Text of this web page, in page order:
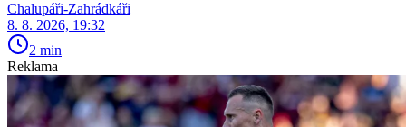
Chalupáři-Zahrádkáři
8. 8. 2026, 19:32
2 min
Reklama